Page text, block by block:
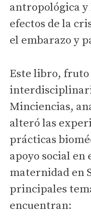
antropológica y
efectos de la
el embarazo y
Este libro,
Minciencias,
alteró las
prácticas
apoyo social en
maternidad en
principales
encuentran: